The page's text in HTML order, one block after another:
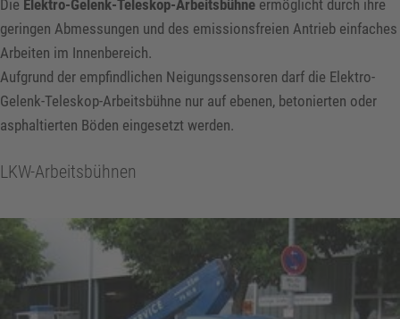
Die Elektro-Gelenk-Teleskop-Arbeitsbühne ermöglicht durch ihre
geringen Abmessungen und des emissionsfreien Antrieb einfaches
Arbeiten im Innenbereich.
Aufgrund der empfindlichen Neigungssensoren darf die Elektro-
Gelenk-Teleskop-Arbeitsbühne nur auf ebenen, betonierten oder
asphaltierten Böden eingesetzt werden.
LKW-Arbeitsbühnen